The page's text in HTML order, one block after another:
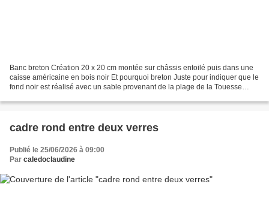
Banc breton Création 20 x 20 cm montée sur châssis entoilé puis dans une
caisse américaine en bois noir Et pourquoi breton Juste pour indiquer que le
fond noir est réalisé avec un sable provenant de la plage de la Touesse
cadre rond entre deux verres
Publié le 25/06/2026 à 09:00
Par caledoclaudine